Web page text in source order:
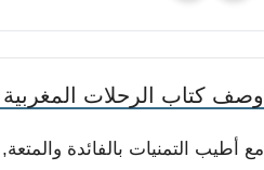
وصف كتاب الرحلات المغربية
مع أطيب التمنيات بالفائدة